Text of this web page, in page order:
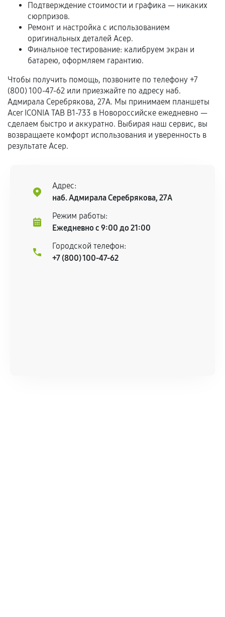
Если комплектующие куплены
самостоятельно
Гарантия на выполненные работы может
сохраняться полностью или частично, если
соблюдены следующие условия:
Предоставленные детали подходят по
техническим параметрам и не имеют внешних
дефектов.
остается на стороне производителя или
продавца. За качество сторонних деталей
сервисный центр ответственности не несет.
Подтверждение стоимости и графика — никаких
сюрпризов.
Ремонт и настройка с использованием
оригинальных деталей Асер.
Финальное тестирование: калибруем экран и
батарею, оформляем гарантию.
Чтобы получить помощь, позвоните по телефону +7
(800) 100-47-62 или приезжайте по адресу наб.
Адмирала Серебрякова, 27А. Мы принимаем планшеты
Acer ICONIA TAB B1-733 в Новороссийске ежедневно —
сделаем быстро и аккуратно. Выбирая наш сервис, вы
возвращаете комфорт использования и уверенность в
результате Асер.
Адрес:
наб. Адмирала Серебрякова, 27А
Режим работы:
Ежедневно с 9:00 до 21:00
Городской телефон:
+7 (800) 100-47-62